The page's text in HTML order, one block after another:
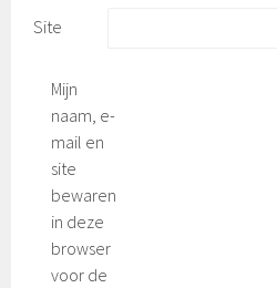
Site
Mijn
naam, e-
mail en
site
bewaren
in deze
browser
voor de